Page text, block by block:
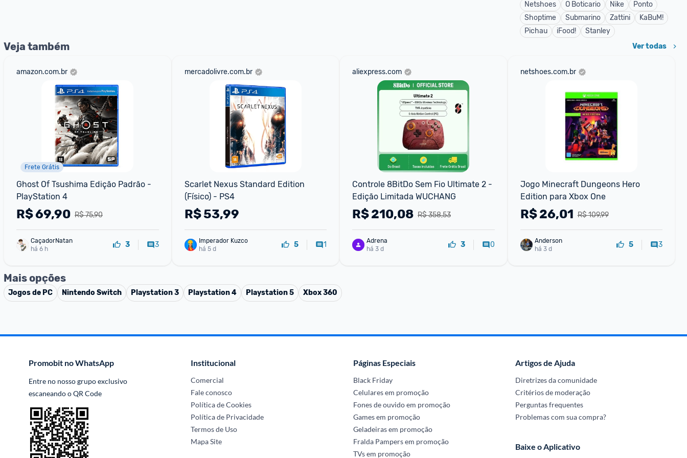
Netshoes
O Boticario Nike
Ponto
Shoptime
Submarino Zattini
KaBuM!
Pichau
iFood! Stanley
Veja também Ver todas
amazon.com.br
Frete Grátis
Ghost Of Tsushima Edição Padrão -
PlayStation 4
R$ 75,90
R$69,90
CaçadorNatan
há 6 h
3 3
mercadolivre.com.br
Scarlet Nexus Standard Edition
(Físico) - PS4
R$53,99
Imperador Kuzco
há 5 d
5 1
aliexpress.com
Controle 8BitDo Sem Fio Ultimate 2 -
Edição Limitada WUCHANG
R$ 358,53
R$210,08
Adrena
há 3 d
3 0
netshoes.com.br
Jogo Minecraft Dungeons Hero
Edition para Xbox One
R$ 109,99
R$26,01
Anderson
há 3 d
5 3
Mais opções
Jogos de PC Nintendo Switch Playstation 3 Playstation 4 Playstation 5 Xbox 360
Promobit no WhatsApp
Entre no nosso grupo exclusivo
escaneando o QR Code
Institucional
Comercial
Fale conosco
Política de Cookies
Política de Privacidade
Termos de Uso
Mapa Site
Páginas Especiais
Black Friday
Celulares em promoção
Fones de ouvido em promoção
Games em promoção
Geladeiras em promoção
Fralda Pampers em promoção
TVs em promoção
Artigos de Ajuda
Diretrizes da comunidade
Critérios de moderação
Perguntas frequentes
Problemas com sua compra?
Baixe o Aplicativo